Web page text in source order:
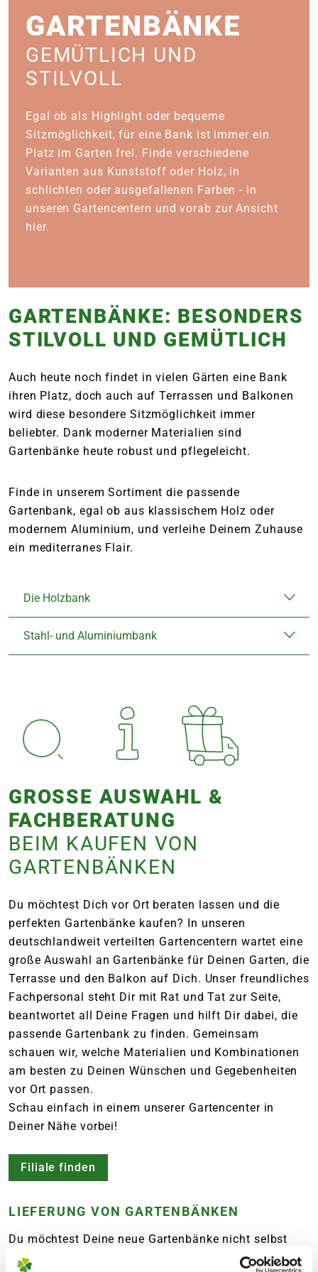
GARTENBÄNKE
GEMÜTLICH UND
STILVOLL
Egal ob als Highlight oder bequeme
Sitzmöglichkeit, für eine Bank ist immer ein
Platz im Garten frei. Finde verschiedene
Varianten aus Kunststoff oder Holz, in
schlichten oder ausgefallenen Farben - in
unseren Gartencentern und vorab zur Ansicht
hier.
GARTENBÄNKE: BESONDERS
STILVOLL UND GEMÜTLICH
Auch heute noch findet in vielen Gärten eine Bank
ihren Platz, doch auch auf Terrassen und Balkonen
wird diese besondere Sitzmöglichkeit immer
beliebter. Dank moderner Materialien sind
Gartenbänke heute robust und pflegeleicht.
Finde in unserem Sortiment die passende
Gartenbank, egal ob aus klassischem Holz oder
modernem Aluminium, und verleihe Deinem Zuhause
ein mediterranes Flair.
Die Holzbank
Stahl- und Aluminiumbank
GROSSE AUSWAHL & F
ACHBERATUNG
BEIM KAUFEN VON
GARTENBÄNKEN
Du möchtest Dich vor Ort beraten lassen und die
perfekten Gartenbänke kaufen? In unseren
deutschlandweit verteilten Gartencentern wartet eine
große Auswahl an Gartenbänke für Deinen Garten, die
Terrasse und den Balkon auf Dich. Unser freundliches
Fachpersonal steht Dir mit Rat und Tat zur Seite,
beantwortet all Deine Fragen und hilft Dir dabei, die
passende Gartenbank zu finden. Gemeinsam
schauen wir, welche Materialien und Kombinationen
am besten zu Deinen Wünschen und Gegebenheiten
vor Ort passen.
Schau einfach in einem unserer Gartencenter in
Deiner Nähe vorbei!
Filiale finden
LIEFERUNG VON GARTENBÄNKEN
Du möchtest Deine neue Gartenbänke nicht selbst
transportieren? Sprich uns einfach an, gerne beraten